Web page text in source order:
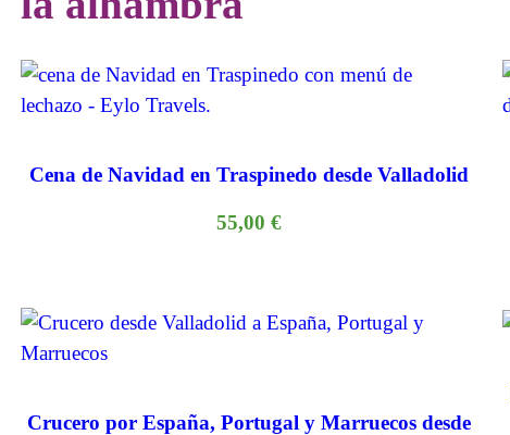
Cena de Navidad en Traspinedo desde Valladolid
55,00 €
Crucero por España, Portugal y Marruecos desde